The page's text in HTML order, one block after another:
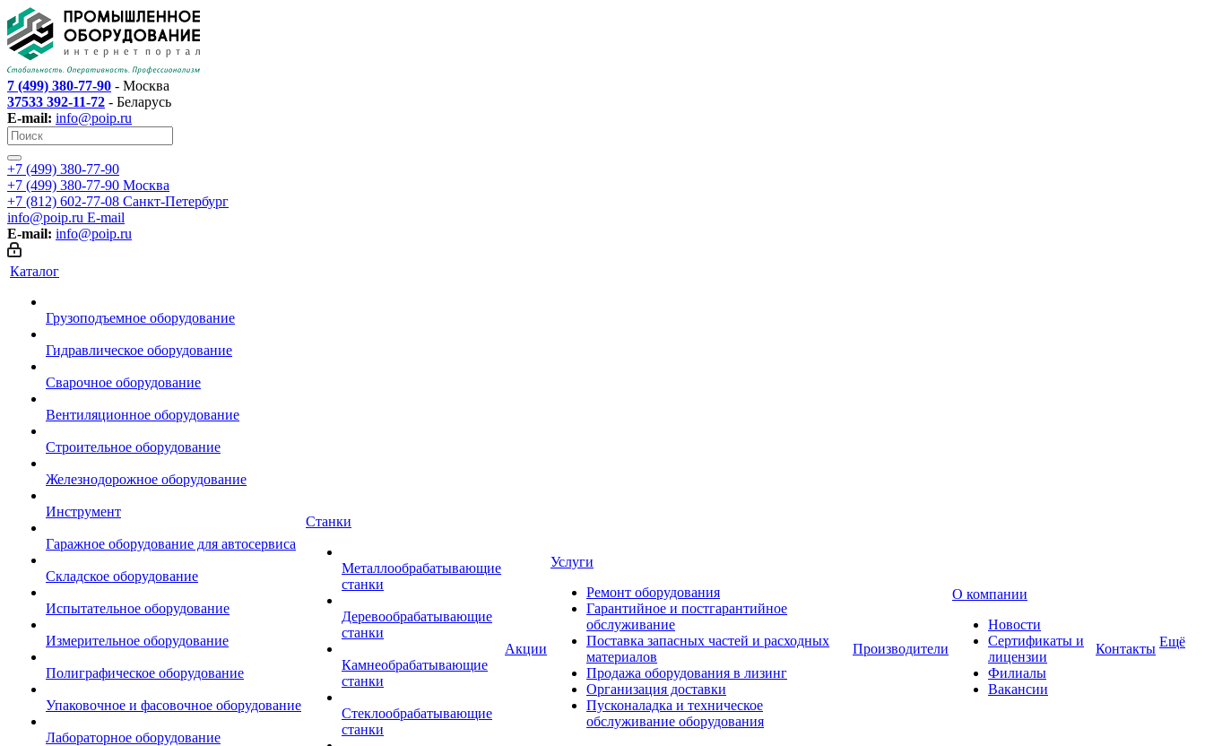
7 (499) 380-77-90 - Москва
37533 392-11-72 - Беларусь
E-mail: info@poip.ru
+7 (499) 380-77-90
+7 (499) 380-77-90 Москва
+7 (812) 602-77-08 Санкт-Петербург
info@poip.ru E-mail
E-mail: info@poip.ru
Каталог
Грузоподъемное оборудование
Гидравлическое оборудование
Сварочное оборудование
Вентиляционное оборудование
Строительное оборудование
Железнодорожное оборудование
Инструмент
Гаражное оборудование для автосервиса
Складское оборудование
Испытательное оборудование
Измерительное оборудование
Полиграфическое оборудование
Упаковочное и фасовочное оборудование
Лабораторное оборудование
Станки
Металлообрабатывающие
станки
Деревообрабатывающие
станки
Камнеобрабатывающие
станки
Стеклообрабатывающие
станки
Акции
Услуги
Ремонт оборудования
Гарантийное и постгарантийное
обслуживание
Поставка запасных частей и расходных
материалов
Продажа оборудования в лизинг
Организация доставки
Пусконаладка и техническое
обслуживание оборудования
Производители
О компании
Новости
Сертификаты и
лицензии
Филиалы
Вакансии
Контакты Ещё